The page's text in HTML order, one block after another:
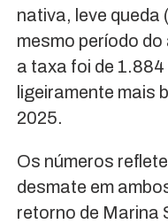
nativa, leve queda
mesmo período
a taxa foi de 1.884
ligeiramente mais
2025.
Os números
desmate em
retorno de Marina